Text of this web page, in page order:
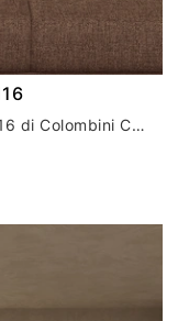
Parete Attrezzata Night & Day L116 di Colombini Casa